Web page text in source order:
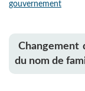
gouvernement
Changement
du nom de